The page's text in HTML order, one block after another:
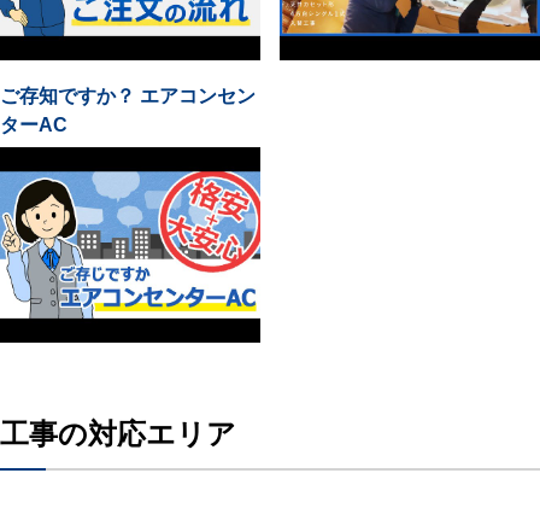
ご存知ですか？ エアコンセン
ターAC
工事の対応エリア